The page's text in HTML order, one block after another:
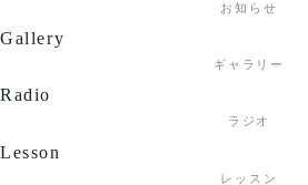
お知らせ
Gallery
ギャラリー
Radio
ラジオ
Lesson
レッスン